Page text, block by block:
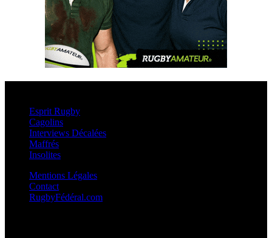
Esprit Rugby
Cagolins
Interviews Décalées
Maffrés
Insolites
Mentions Légales
Contact
RugbyFédéral.com